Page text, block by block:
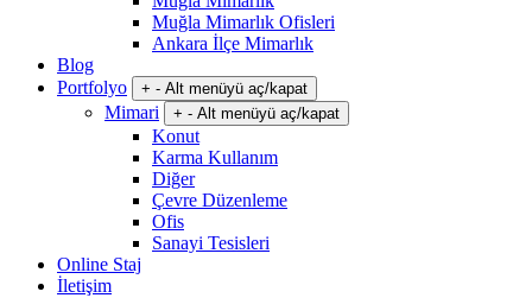
Muğla Mimarlık Ofisleri
Ankara İlçe Mimarlık
Blog
Portfolyo
+ - Alt menüyü aç/kapat
Mimari + - Alt menüyü aç/kapat
Konut
Karma Kullanım
Diğer
Çevre Düzenleme
Ofis
Sanayi Tesisleri
Online Staj
İletişim